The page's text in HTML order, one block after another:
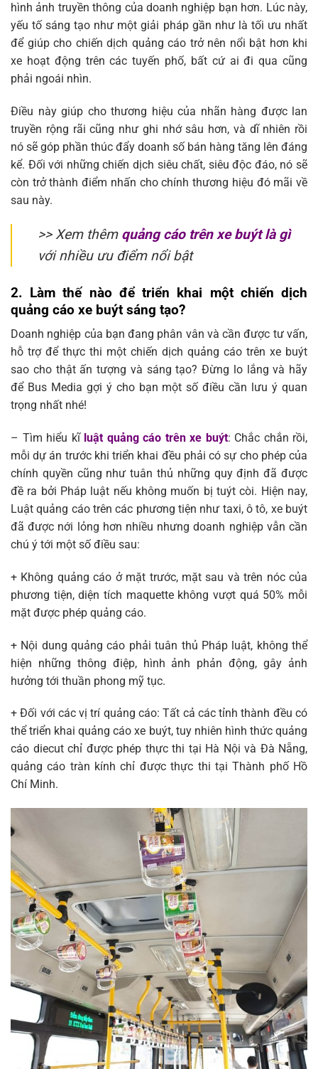
hình ảnh truyền thông của doanh nghiệp bạn hơn. Lúc này,
yếu tố sáng tạo như một giải pháp gần như là tối ưu nhất
để giúp cho chiến dịch quảng cáo trở nên nổi bật hơn khi
xe hoạt động trên các tuyến phố, bất cứ ai đi qua cũng
phải ngoái nhìn.
Điều này giúp cho thương hiệu của nhãn hàng được lan
truyền rộng rãi cũng như ghi nhớ sâu hơn, và dĩ nhiên rồi
nó sẽ góp phần thúc đẩy doanh số bán hàng tăng lên đáng
kể. Đối với những chiến dịch siêu chất, siêu độc đáo, nó sẽ
còn trở thành điểm nhấn cho chính thương hiệu đó mãi về
sau này.
>> Xem thêm quảng cáo trên xe buýt là gì
với nhiều ưu điểm nổi bật
2. Làm thế nào để triển khai một chiến dịch
quảng cáo xe buýt sáng tạo?
Doanh nghiệp của bạn đang phân vân và cần được tư vấn,
hỗ trợ để thực thi một chiến dịch quảng cáo trên xe buýt
sao cho thật ấn tượng và sáng tạo? Đừng lo lắng và hãy
để Bus Media gợi ý cho bạn một số điều cần lưu ý quan
trọng nhất nhé!
– Tìm hiểu kĩ luật quảng cáo trên xe buýt: Chắc chắn rồi,
mỗi dự án trước khi triển khai đều phải có sự cho phép của
chính quyền cũng như tuân thủ những quy định đã được
đề ra bởi Pháp luật nếu không muốn bị tuýt còi. Hiện nay,
Luật quảng cáo trên các phương tiện như taxi, ô tô, xe buýt
đã được nới lỏng hơn nhiều nhưng doanh nghiệp vẫn cần
chú ý tới một số điều sau:
+ Không quảng cáo ở mặt trước, mặt sau và trên nóc của
phương tiện, diện tích maquette không vượt quá 50% mỗi
mặt được phép quảng cáo.
+ Nội dung quảng cáo phải tuân thủ Pháp luật, không thể
hiện những thông điệp, hình ảnh phản động, gây ảnh
hưởng tới thuần phong mỹ tục.
+ Đối với các vị trí quảng cáo: Tất cả các tỉnh thành đều có
thể triển khai quảng cáo xe buýt, tuy nhiên hình thức quảng
cáo diecut chỉ được phép thực thi tại Hà Nội và Đà Nẵng,
quảng cáo tràn kính chỉ được thực thi tại Thành phố Hồ
Chí Minh.